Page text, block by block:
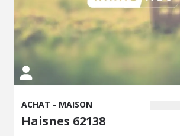
ACHAT - MAISON
Haisnes 62138